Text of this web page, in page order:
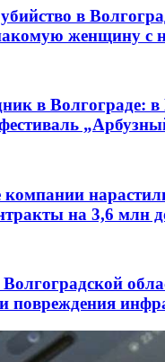
в
женщину с
в Волгограде:
компании
на 3,6 млн
повреждения